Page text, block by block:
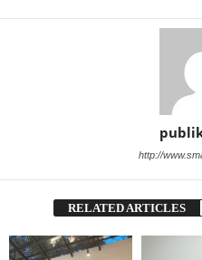
http://
RELATED ARTICLES